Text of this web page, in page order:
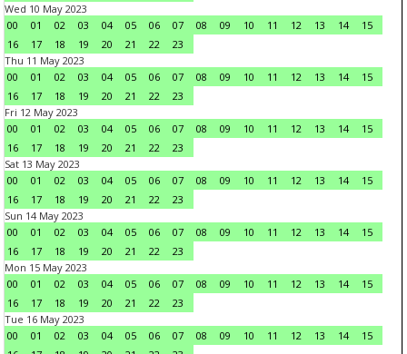
Wed 10 May 2023
00
01 02 03 04 05 06 07 08 09 10 11 12 13 14
15
16
17 18 19 20 21 22
23
Thu 11 May 2023
00
01 02 03 04 05 06 07 08 09 10 11 12 13 14
15
16
17 18 19 20 21 22
23
Fri 12 May 2023
00
01 02 03 04 05 06 07 08 09 10 11 12 13 14
15
16
17 18 19 20 21 22
23
Sat 13 May 2023
00
01 02 03 04 05 06 07 08 09 10 11 12 13 14
15
16
17 18 19 20 21 22
23
Sun 14 May 2023
00
01 02 03 04 05 06 07 08 09 10 11 12 13 14
15
16
17 18 19 20 21 22
23
Mon 15 May 2023
00
01 02 03 04 05 06 07 08 09 10 11 12 13 14
15
16
17 18 19 20 21 22
23
Tue 16 May 2023
00
01 02 03 04 05 06 07 08 09 10 11 12 13 14
15